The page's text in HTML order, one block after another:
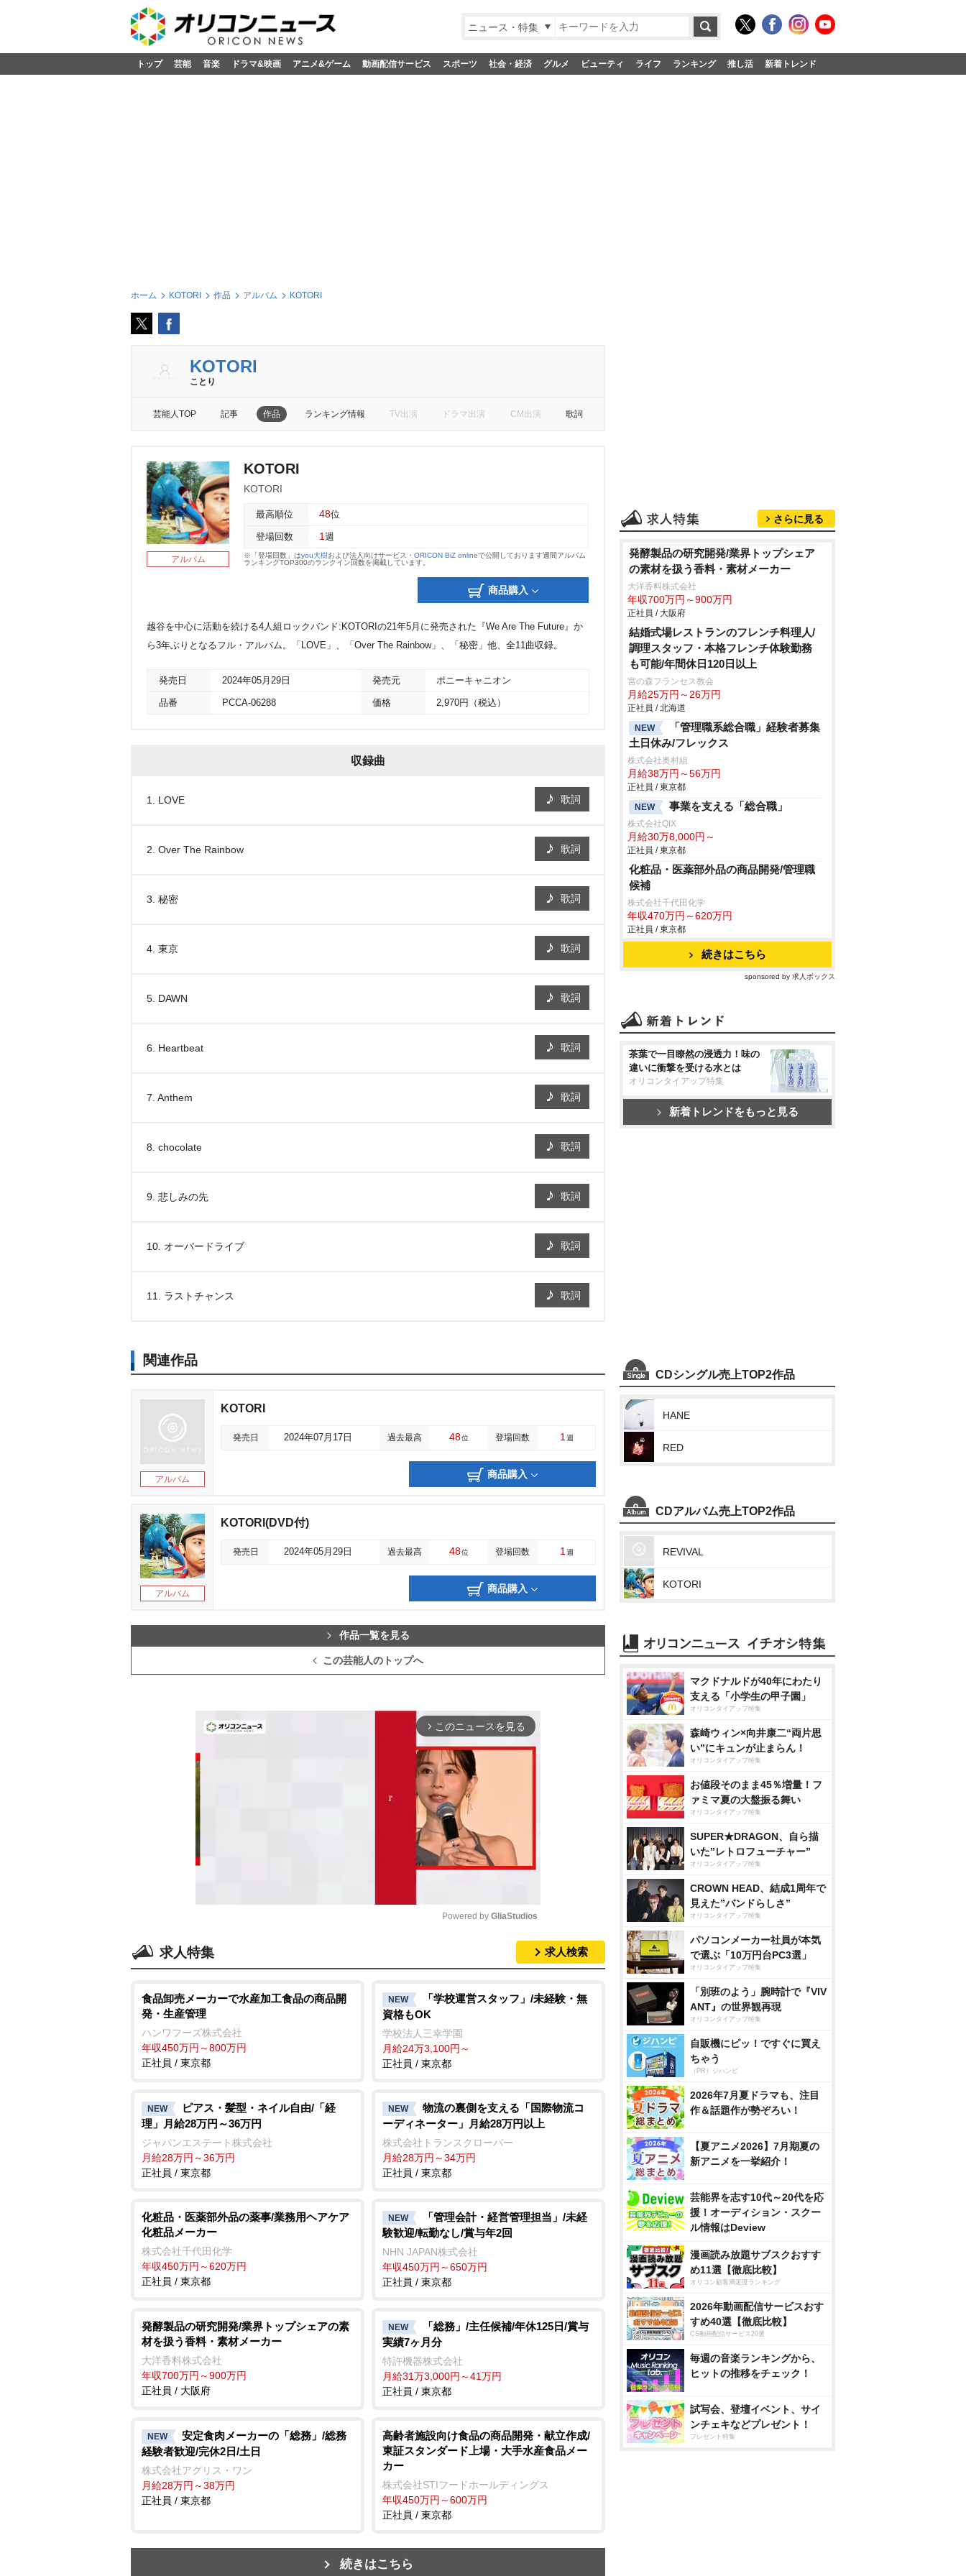
ニュース・特集
トップ 芸能 音楽 ドラマ&映画 アニメ&ゲーム 動画配信サービス スポーツ 社会・経済 グルメ ビューティ ライフ ランキング 推し活 新着トレンド
ホーム KOTORI 作品 アルバム KOTORI
KOTORI
ことり
芸能人TOP 記事 作品 ランキング情報 TV出演 ドラマ出演 CM出演 歌詞
アルバム
KOTORI
KOTORI
最高順位 48位
登場回数 1 週
※「登場回数」はyou大樹および法人向けサービス・ ORICON BiZ onlineで公開しております週間アルバム
ランキングTOP300のランクイン回数を掲載しています。
商品購入
越谷を中心に活動を続ける4人組ロックバンド:KOTORIの21年5月に発売された『We Are The Future』か
ら3年ぶりとなるフル・アルバム。「LOVE」、「Over The Rainbow」、「秘密」他、全11曲収録。
発売日 2024年05月29日 発売元 ポニーキャニオン
品番 PCCA-06288 価格 2,970円（税込）
収録曲
1. LOVE 歌詞
2. Over The Rainbow 歌詞
3. 秘密 歌詞
4. 東京 歌詞
5. DAWN 歌詞
6. Heartbeat 歌詞
7. Anthem 歌詞
8. chocolate 歌詞
9. 悲しみの先 歌詞
10. オーバードライブ 歌詞
11. ラストチャンス 歌詞
関連作品
アルバム
KOTORI
発売日 2024年07月17日 過去最高 48位 登場回数 1 週
商品購入
アルバム
KOTORI(DVD付)
発売日 2024年05月29日 過去最高 48位 登場回数 1 週
商品購入
作品一覧を見る
この芸能人のトップへ
arrow_forward_ios このニュースを見る
t
Powered by GliaStudios
求人特集 求人検索
食品卸売メーカーで水産加工食品の商品開
発・生産管理
ハンワフーズ株式会社
年収450万円～800万円
正社員 / 東京都
NEW
「学校運営スタッフ」/未経験・無
資格もOK
学校法人三幸学園
月給24万3,100円～
正社員 / 東京都
NEW
ピアス・髪型・ネイル自由/「経
理」月給28万円～36万円
ジャパンエステート株式会社
月給28万円～36万円
正社員 / 東京都
NEW
物流の裏側を支える「国際物流コ
ーディネーター」月給28万円以上
株式会社トランスクローバー
月給28万円～34万円
正社員 / 東京都
化粧品・医薬部外品の薬事/業務用ヘアケア
化粧品メーカー
株式会社千代田化学
年収450万円～620万円
正社員 / 東京都
NEW
「管理会計・経営管理担当」/未経
験歓迎/転勤なし/賞与年2回
NHN JAPAN株式会社
年収450万円～650万円
正社員 / 東京都
発酵製品の研究開発/業界トップシェアの素
材を扱う香料・素材メーカー
大洋香料株式会社
年収700万円～900万円
正社員 / 大阪府
NEW
「総務」/主任候補/年休125日/賞与
実績7ヶ月分
特許機器株式会社
月給31万3,000円～41万円
正社員 / 東京都
NEW
安定食肉メーカーの「総務」/総務
経験者歓迎/完休2日/土日
株式会社アグリス・ワン
月給28万円～38万円
正社員 / 東京都
高齢者施設向け食品の商品開発・献立作成/
東証スタンダード上場・大手水産食品メー
カー
株式会社STIフードホールディングス
年収450万円～600万円
正社員 / 東京都
続きはこちら
さらに見る
発酵製品の研究開発/業界トップシェア
の素材を扱う香料・素材メーカー
大洋香料株式会社
年収700万円～900万円
正社員 / 大阪府
結婚式場レストランのフレンチ料理人/
調理スタッフ・本格フレンチ体験勤務
も可能/年間休日120日以上
宮の森フランセス教会
月給25万円～26万円
正社員 / 北海道
NEW
「管理職系総合職」経験者募集
土日休み/フレックス
株式会社奥村組
月給38万円～56万円
正社員 / 東京都
NEW
事業を支える「総合職」
株式会社QIX
月給30万8,000円～
正社員 / 東京都
化粧品・医薬部外品の商品開発/管理職
候補
株式会社千代田化学
年収470万円～620万円
正社員 / 東京都
続きはこちら
sponsored by 求人ボックス
茶葉で一目瞭然の浸透力！味の
違いに衝撃を受ける水とは
オリコンタイアップ特集
新着トレンドをもっと見る
CDシングル売上TOP2作品
HANE
RED
CDアルバム売上TOP2作品
REVIVAL
KOTORI
マクドナルドが40年にわたり
支える「小学生の甲子園」
オリコンタイアップ特集
森崎ウィン×向井康二“両片思
い”にキュンが止まらん！
オリコンタイアップ特集
お値段そのまま45％増量！フ
ァミマ夏の大盤振る舞い
オリコンタイアップ特集
SUPER★DRAGON、自ら描
いた”レトロフューチャー”
オリコンタイアップ特集
CROWN HEAD、結成1周年で
見えた”バンドらしさ”
オリコンタイアップ特集
パソコンメーカー社員が本気
で選ぶ「10万円台PC3選」
オリコンタイアップ特集
「別班のよう」腕時計で『VIV
ANT』の世界観再現
オリコンタイアップ特集
自販機にピッ！ですぐに買え
ちゃう
（PR）ジハンピ
2026年7月夏ドラマも、注目
作＆話題作が勢ぞろい！
【夏アニメ2026】7月期夏の
新アニメを一挙紹介！
芸能界を志す10代～20代を応
援！オーディション・スクー
ル情報はDeview
漫画読み放題サブスクおすす
め11選【徹底比較】
オリコン顧客満足度ランキング
2026年動画配信サービスおす
すめ40選【徹底比較】
CS動画配信サービス20選
毎週の音楽ランキングから、
ヒットの推移をチェック！
試写会、登壇イベント、サイ
ンチェキなどプレゼント！
プレゼント特集